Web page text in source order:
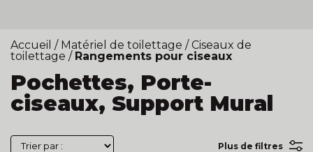
Accueil / Matériel de toilettage / Ciseaux de
toilettage / Rangements pour ciseaux
Pochettes, Porte-
ciseaux, Support Mural
Plus de filtres